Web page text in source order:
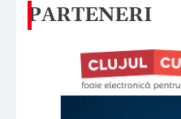
PARTENERI